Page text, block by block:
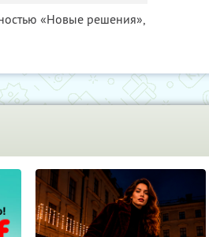
«Новые решения»,